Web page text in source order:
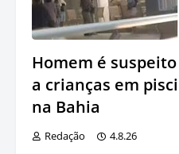
Homem é
a crianças em
na Bahia
Redação
4.8.26